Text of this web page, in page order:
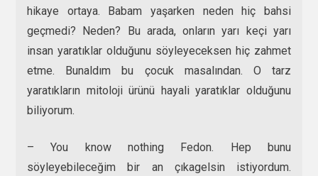
hikaye ortaya. Babam yaşarken neden hiç bahsi
geçmedi? Neden? Bu arada, onların yarı keçi yarı
insan yaratıklar olduğunu söyleyeceksen hiç zahmet
etme. Bunaldım bu çocuk masalından. O tarz
yaratıkların mitoloji ürünü hayali yaratıklar olduğunu
biliyorum.
– You know nothing Fedon. Hep bunu
söyleyebileceğim bir an çıkagelsin istiyordum.